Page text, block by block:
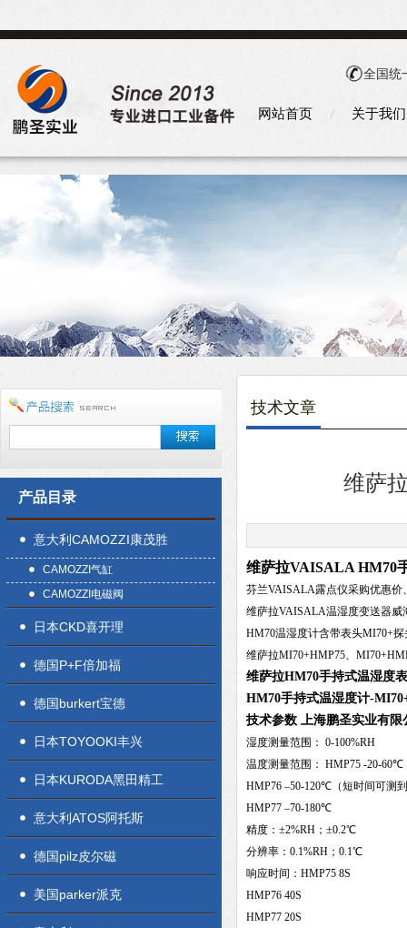
全国统
网站首页 关于我们
产品目录
意大利CAMOZZI康茂胜
CAMOZZI气缸
CAMOZZI电磁阀
日本CKD喜开理
德国P+F倍加福
德国burkert宝德
日本TOYOOKI丰兴
日本KURODA黑田精工
意大利ATOS阿托斯
德国pilz皮尔磁
美国parker派克
技术文章
维萨
维萨拉VAISALA HM70
芬兰VAISALA露点仪采购优惠
维萨拉VAISALA温湿度变送器威
HM70温湿度计含带表头MI70+
维萨拉MI70+HMP75、
维萨拉HM70手持式温湿度
HM70手持式温湿度计-
技术参数 上海鹏圣实业有
湿度测量范围： 0-100%RH
温度测量范围： HMP75 -20-60℃
HMP76 –50-120℃（短时间可测
HMP77 –70-180℃
精度：±2%RH；±0.2℃
分辨率：0.1%RH；0.1℃
响应时间：HMP75 8S
HMP76 40S
HMP77 20S